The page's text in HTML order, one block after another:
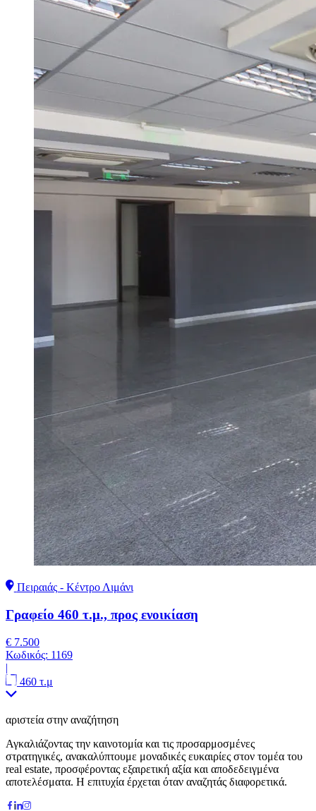
Πειραιάς - Κέντρο Λιμάνι
Γραφείο 460 τ.μ., προς ενοικίαση
€ 7.500
Κωδικός: 1169
|
460 τ.μ
αριστεία στην αναζήτηση
Αγκαλιάζοντας την καινοτομία και τις προσαρμοσμένες
στρατηγικές, ανακαλύπτουμε μοναδικές ευκαιρίες στον τομέα του
real estate, προσφέροντας εξαιρετική αξία και αποδεδειγμένα
αποτελέσματα. Η επιτυχία έρχεται όταν αναζητάς διαφορετικά.